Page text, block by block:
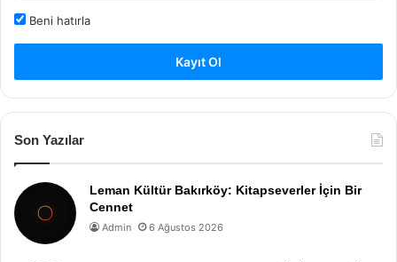
Beni hatırla
Kayıt Ol
Son Yazılar
Leman Kültür Bakırköy: Kitapseverler İçin Bir
Cennet
Admin 6 Ağustos 2026